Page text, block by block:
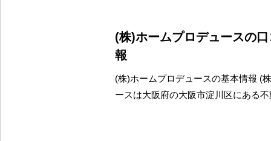
(株)ホームプロデュースの
報
(株)ホームプロデュースの基本情報 (
ースは大阪府の大阪市淀川区にある